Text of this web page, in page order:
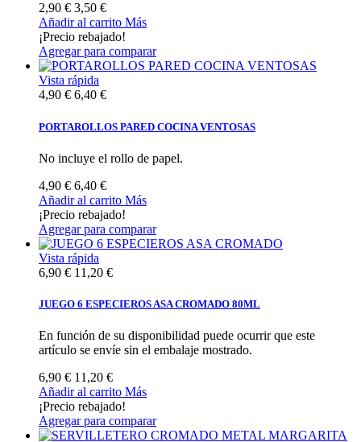
2,90 € 3,50 €
Añadir al carrito Más
¡Precio rebajado!
Agregar para comparar
Vista rápida
4,90 € 6,40 €
PORTAROLLOS PARED COCINA VENTOSAS
No incluye el rollo de papel.
4,90 € 6,40 €
Añadir al carrito Más
¡Precio rebajado!
Agregar para comparar
Vista rápida
6,90 € 11,20 €
JUEGO 6 ESPECIEROS ASA CROMADO 80ML
En función de su disponibilidad puede ocurrir que este
artículo se envíe sin el embalaje mostrado.
6,90 € 11,20 €
Añadir al carrito Más
¡Precio rebajado!
Agregar para comparar